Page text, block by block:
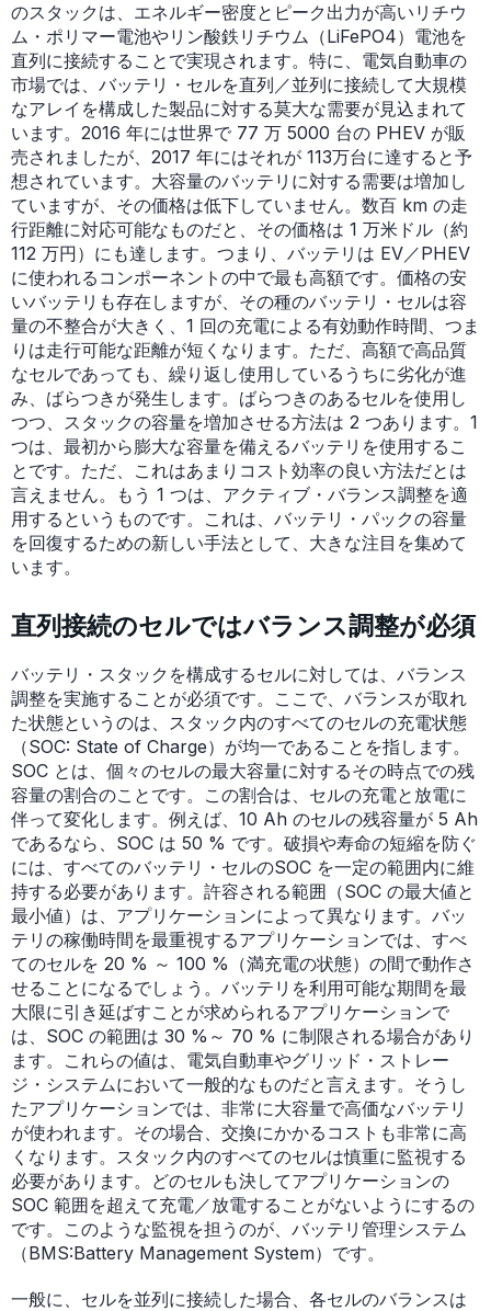
のスタックは、エネルギー密度とピーク出力が高いリチウ
ム・ポリマー電池やリン酸鉄リチウム（LiFePO4）電池を
直列に接続することで実現されます。特に、電気自動車の
市場では、バッテリ・セルを直列／並列に接続して大規模
なアレイを構成した製品に対する莫大な需要が見込まれて
います。2016 年には世界で 77 万 5000 台の PHEV が販
売されましたが、2017 年にはそれが 113万台に達すると予
想されています。大容量のバッテリに対する需要は増加し
ていますが、その価格は低下していません。数百 km の走
行距離に対応可能なものだと、その価格は 1 万米ドル（約
112 万円）にも達します。つまり、バッテリは EV／PHEV
に使われるコンポーネントの中で最も高額です。価格の安
いバッテリも存在しますが、その種のバッテリ・セルは容
量の不整合が大きく、1 回の充電による有効動作時間、つま
りは走行可能な距離が短くなります。ただ、高額で高品質
なセルであっても、繰り返し使用しているうちに劣化が進
み、ばらつきが発生します。ばらつきのあるセルを使用し
つつ、スタックの容量を増加させる方法は 2 つあります。1
つは、最初から膨大な容量を備えるバッテリを使用するこ
とです。ただ、これはあまりコスト効率の良い方法だとは
言えません。もう 1 つは、アクティブ・バランス調整を適
用するというものです。これは、バッテリ・パックの容量
を回復するための新しい手法として、大きな注目を集めて
います。
直列接続のセルではバランス調整が必須
バッテリ・スタックを構成するセルに対しては、バランス
調整を実施することが必須です。ここで、バランスが取れ
た状態というのは、スタック内のすべてのセルの充電状態
（SOC: State of Charge）が均一であることを指します。
SOC とは、個々のセルの最大容量に対するその時点での残
容量の割合のことです。この割合は、セルの充電と放電に
伴って変化します。例えば、10 Ah のセルの残容量が 5 Ah
であるなら、SOC は 50 % です。破損や寿命の短縮を防ぐ
には、すべてのバッテリ・セルのSOC を一定の範囲内に維
持する必要があります。許容される範囲（SOC の最大値と
最小値）は、アプリケーションによって異なります。バッ
テリの稼働時間を最重視するアプリケーションでは、すべ
てのセルを 20 % ～ 100 %（満充電の状態）の間で動作さ
せることになるでしょう。バッテリを利用可能な期間を最
大限に引き延ばすことが求められるアプリケーションで
は、SOC の範囲は 30 %～ 70 % に制限される場合があり
ます。これらの値は、電気自動車やグリッド・ストレー
ジ・システムにおいて一般的なものだと言えます。そうし
たアプリケーションでは、非常に大容量で高価なバッテリ
が使われます。その場合、交換にかかるコストも非常に高
くなります。スタック内のすべてのセルは慎重に監視する
必要があります。どのセルも決してアプリケーションの
SOC 範囲を超えて充電／放電することがないようにするの
です。このような監視を担うのが、バッテリ管理システム
（BMS:Battery Management System）です。
一般に、セルを並列に接続した場合、各セルのバランスは